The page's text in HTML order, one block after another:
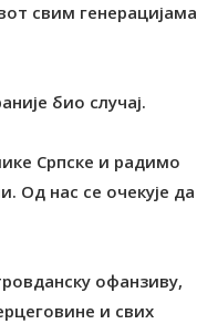
свим генерацијама
био случај.
Српске и радимо
Од нас се очекује да
офанзиву,
и свих